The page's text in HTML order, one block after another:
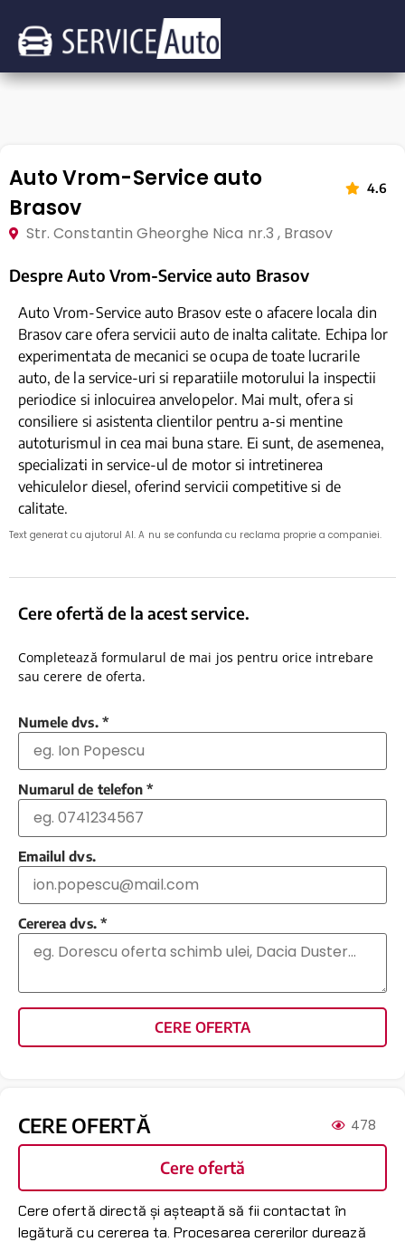
Auto Vrom-Service auto
Brasov
4.6
Str. Constantin Gheorghe Nica nr.3 , Brasov
Despre Auto Vrom-Service auto Brasov
Auto Vrom-Service auto Brasov este o afacere locala din
Brasov care ofera servicii auto de inalta calitate. Echipa lor
experimentata de mecanici se ocupa de toate lucrarile
auto, de la service-uri si reparatiile motorului la inspectii
periodice si inlocuirea anvelopelor. Mai mult, ofera si
consiliere si asistenta clientilor pentru a-si mentine
autoturismul in cea mai buna stare. Ei sunt, de asemenea,
specializati in service-ul de motor si intretinerea
vehiculelor diesel, oferind servicii competitive si de
calitate.
Text generat cu ajutorul AI. A nu se confunda cu reclama proprie a companiei.
Cere ofertă de la acest service.
Completează formularul de mai jos pentru orice intrebare
sau cerere de oferta.
Numele dvs. *
Numarul de telefon *
Emailul dvs.
Cererea dvs. *
CERE OFERTA
CERE OFERTĂ 478
Cere ofertă
Cere ofertă directă și așteaptă să fii contactat în
legătură cu cererea ta. Procesarea cererilor durează